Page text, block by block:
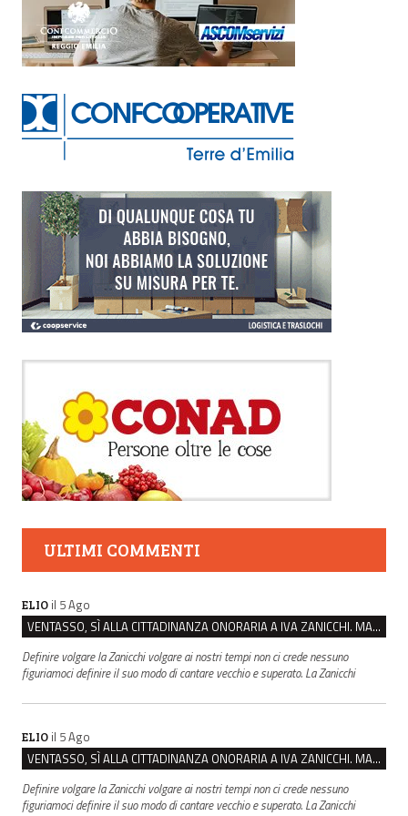
ULTIMI COMMENTI
ELIO il 5 Ago
VENTASSO, SÌ ALLA CITTADINANZA ONORARIA A IVA ZANICCHI. MA BARGIACCHI: “È DI PESSIMO GUSTO”
Definire volgare la Zanicchi volgare ai nostri tempi non ci crede nessuno
figuriamoci definire il suo modo di cantare vecchio e superato. La Zanicchi
ELIO il 5 Ago
VENTASSO, SÌ ALLA CITTADINANZA ONORARIA A IVA ZANICCHI. MA BARGIACCHI: “È DI PESSIMO GUSTO”
Definire volgare la Zanicchi volgare ai nostri tempi non ci crede nessuno
figuriamoci definire il suo modo di cantare vecchio e superato. La Zanicchi